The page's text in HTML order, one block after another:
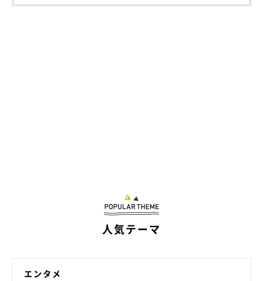
人気テーマ
エンタメ